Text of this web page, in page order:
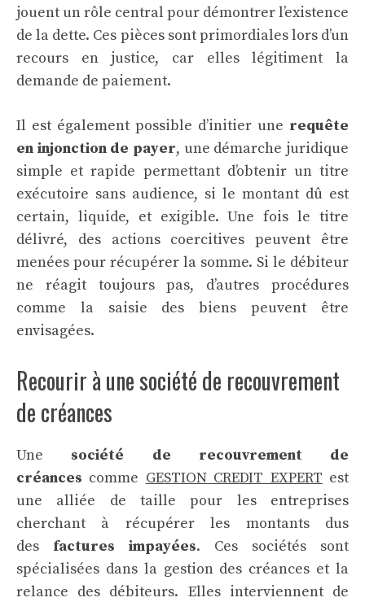
jouent un rôle central pour démontrer l’existence
de la dette. Ces pièces sont primordiales lors d’un
recours en justice, car elles légitiment la
demande de paiement.
Il est également possible d’initier une requête
en injonction de payer, une démarche juridique
simple et rapide permettant d’obtenir un titre
exécutoire sans audience, si le montant dû est
certain, liquide, et exigible. Une fois le titre
délivré, des actions coercitives peuvent être
menées pour récupérer la somme. Si le débiteur
ne réagit toujours pas, d’autres procédures
comme la saisie des biens peuvent être
envisagées.
Recourir à une société de recouvrement
de créances
Une société de recouvrement de
créances comme GESTION CREDIT EXPERT est
une alliée de taille pour les entreprises
cherchant à récupérer les montants dus
des factures impayées. Ces sociétés sont
spécialisées dans la gestion des créances et la
relance des débiteurs. Elles interviennent de